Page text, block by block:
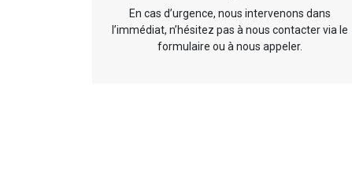
En cas d’urgence, nous intervenons dans
l’immédiat, n’hésitez pas à nous contacter via le
formulaire ou à nous appeler.